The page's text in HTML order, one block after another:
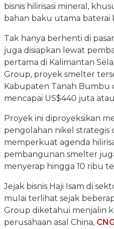
bisnis hilirisasi mineral,
bahan baku utama baterai
Tak hanya berhenti di
juga disiapkan lewat
pertama di Kalimantan
Group, proyek smelter
Kabupaten Tanah Bumbu
mencapai US$440 juta
Proyek ini diproyeksikan
pengolahan nikel strategis
memperkuat agenda
pembangunan smelter
menyerap hingga 10 ribu
Jejak bisnis Haji Isam di
mulai terlihat sejak
Group diketahui menjalin
perusahaan asal China,